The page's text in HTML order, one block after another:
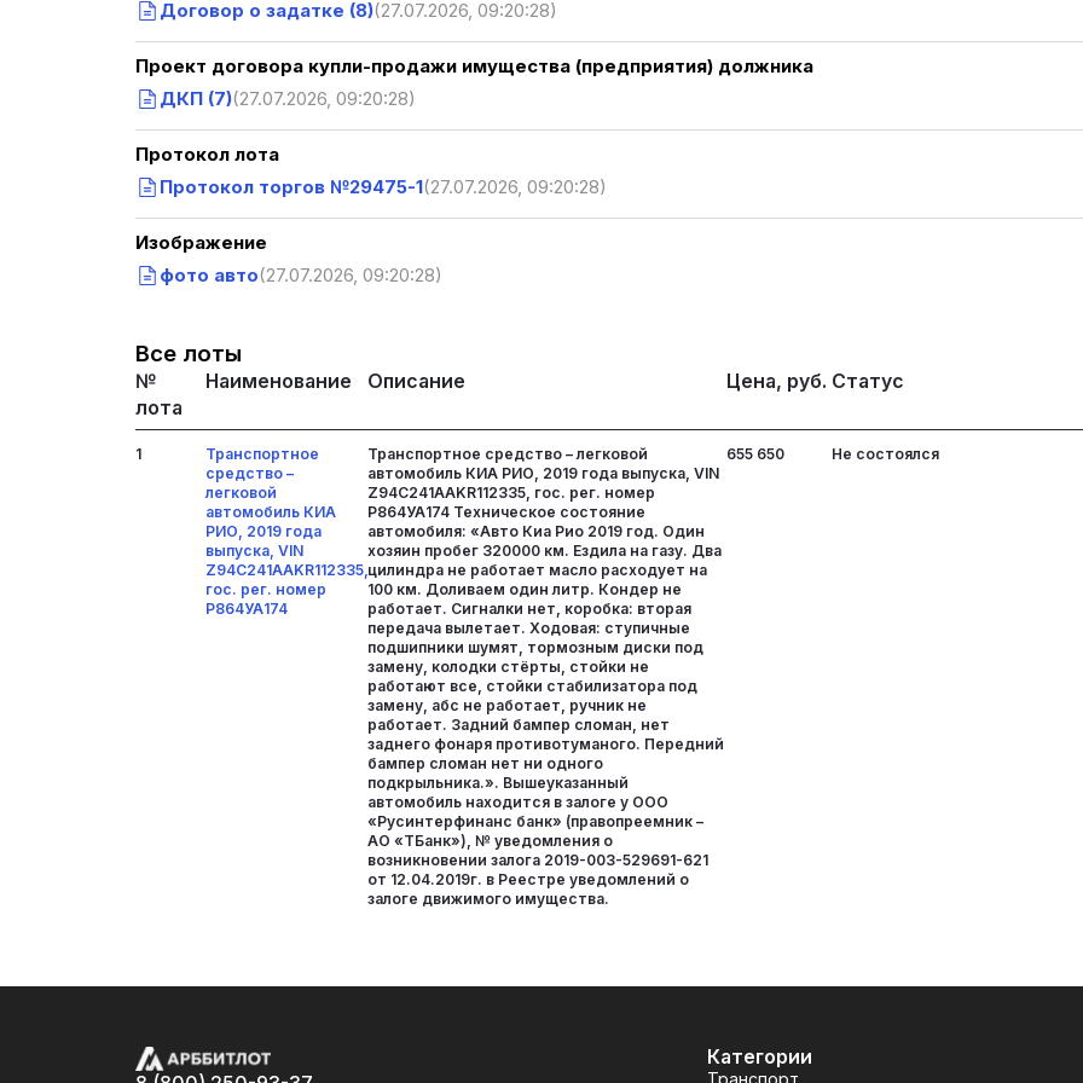
Договор о задатке (8)(27.07.2026, 09:20:28)
Проект договора купли-продажи имущества (предприятия) должника
ДКП (7)(27.07.2026, 09:20:28)
Протокол лота
Протокол торгов №29475-1(27.07.2026, 09:20:28)
Изображение
фото авто(27.07.2026, 09:20:28)
Все лоты
№
лота
Наименование Описание Цена, руб. Статус
1
Транспортное
средство –
легковой
автомобиль КИА
РИО, 2019 года
выпуска, VIN
Z94C241AAKR112335,
гос. рег. номер
Р864УА174
Транспортное средство – легковой
автомобиль КИА РИО, 2019 года выпуска, VIN
Z94C241AAKR112335, гос. рег. номер
Р864УА174 Техническое состояние
автомобиля: «Авто Киа Рио 2019 год. Один
хозяин пробег 320000 км. Ездила на газу. Два
цилиндра не работает масло расходует на
100 км. Доливаем один литр. Кондер не
работает. Сигналки нет, коробка: вторая
передача вылетает. Ходовая: ступичные
подшипники шумят, тормозным диски под
замену, колодки стёрты, стойки не
работают все, стойки стабилизатора под
замену, абс не работает, ручник не
работает. Задний бампер сломан, нет
заднего фонаря противотуманого. Передний
бампер сломан нет ни одного
подкрыльника.». Вышеуказанный
автомобиль находится в залоге у ООО
«Русинтерфинанс банк» (правопреемник –
АО «ТБанк»), № уведомления о
возникновении залога 2019-003-529691-621
от 12.04.2019г. в Реестре уведомлений о
залоге движимого имущества.
655 650 Не состоялся
Категории